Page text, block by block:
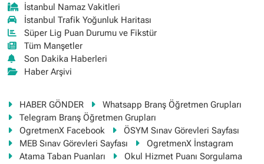
İstanbul Namaz Vakitleri
İstanbul Trafik Yoğunluk Haritası
Süper Lig Puan Durumu ve Fikstür
Tüm Manşetler
Son Dakika Haberleri
Haber Arşivi
HABER GÖNDER
Whatsapp Branş Öğretmen Grupları
Telegram Branş Öğretmen Grupları
OgretmenX Facebook
ÖSYM Sınav Görevleri Sayfası
MEB Sınav Görevleri Sayfası
OgretmenX İnstagram
Atama Taban Puanları
Okul Hizmet Puanı Sorgulama